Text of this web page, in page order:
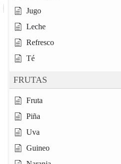
Jugo
Leche
Refresco
Té
FRUTAS
Fruta
Piña
Uva
Guineo